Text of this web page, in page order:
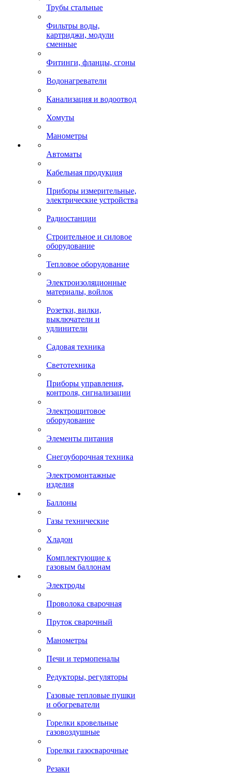
Трубы стальные
Фильтры воды,
картриджи, модули
сменные
Фитинги, фланцы, сгоны
Водонагреватели
Канализация и водоотвод
Хомуты
Манометры
Автоматы
Кабельная продукция
Приборы измерительные,
электрические устройства
Радиостанции
Строительное и силовое
оборудование
Тепловое оборудование
Электроизоляционные
материалы, войлок
Розетки, вилки,
выключатели и
удлинители
Садовая техника
Светотехника
Приборы управления,
контроля, сигнализации
Электрощитовое
оборудование
Элементы питания
Снегоуборочная техника
Электромонтажные
изделия
Баллоны
Газы технические
Хладон
Комплектующие к
газовым баллонам
Электроды
Проволока сварочная
Пруток сварочный
Манометры
Печи и термопеналы
Редукторы, регуляторы
Газовые тепловые пушки
и обогреватели
Горелки кровельные
газовоздушные
Горелки газосварочные
Резаки